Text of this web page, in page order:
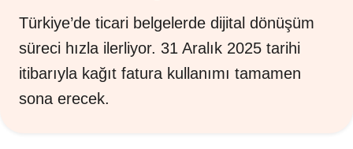
Türkiye’de ticari belgelerde dijital dönüşüm
süreci hızla ilerliyor. 31 Aralık 2025 tarihi
itibarıyla kağıt fatura kullanımı tamamen
sona erecek.